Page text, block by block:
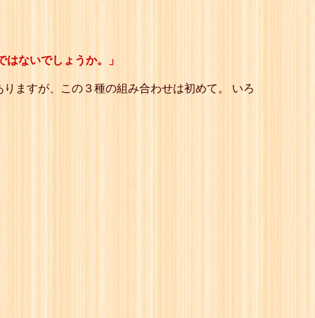
ないでしょうか。」
ますが、この３種の組み合わせは初めて。 いろ